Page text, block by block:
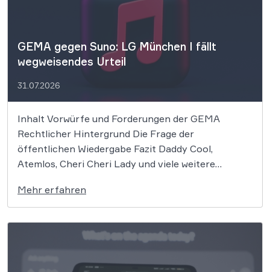
GEMA gegen Suno: LG München I fällt
wegweisendes Urteil
31.07.2026
Inhalt Vorwürfe und Forderungen der GEMA
Rechtlicher Hintergrund Die Frage der
öffentlichen Wiedergabe Fazit Daddy Cool,
Atemlos, Cheri Cheri Lady und viele weitere
bedeutenden Urheberrechtsprozesses werden. Die
GEMA klagt gegen das KI-Unternehmen Suno und
will die Rechte ihrer Mitglieder verteidigen. Dem
Unternehmen […]
Mehr erfahren